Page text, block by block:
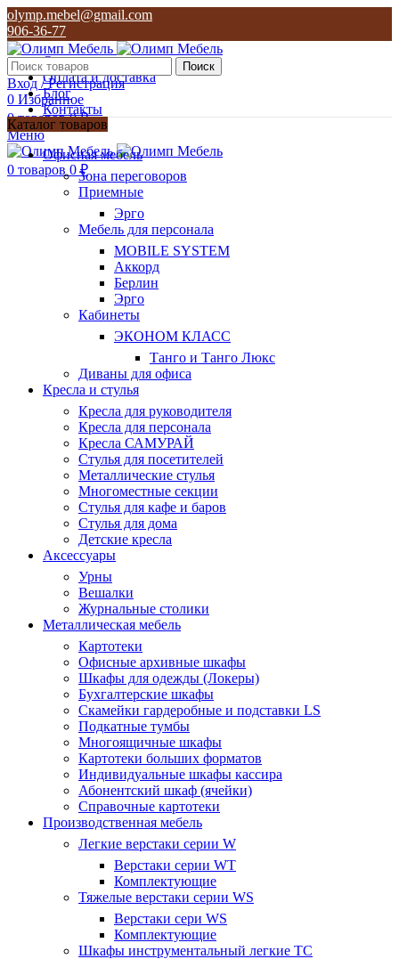
olymp.mebel@gmail.com
906-36-77
О нас
Оплата и доставка
Блог
Контакты
906-36-77
Поиск
Вход / Регистрация
0 Избранное
0товаров 0₽
Меню
0 товаров 0₽
Каталог товаров
Офисная мебель
Зона переговоров
Приемные
Эрго
Мебель для персонала
MOBILE SYSTEM
Аккорд
Берлин
Эрго
Кабинеты
ЭКОНОМ КЛАСС
Танго и Танго Люкс
Диваны для офиса
Кресла и стулья
Кресла для руководителя
Кресла для персонала
Кресла САМУРАЙ
Стулья для посетителей
Металлические стулья
Многоместные секции
Стулья для кафе и баров
Стулья для дома
Детские кресла
Аксессуары
Урны
Вешалки
Журнальные столики
Металлическая мебель
Картотеки
Офисные архивные шкафы
Шкафы для одежды (Локеры)
Бухгалтерские шкафы
Скамейки гардеробные и подставки LS
Подкатные тумбы
Многоящичные шкафы
Картотеки больших форматов
Индивидуальные шкафы кассира
Абонентский шкаф (ячейки)
Справочные картотеки
Производственная мебель
Легкие верстаки серии W
Верстаки серии WT
Комплектующие
Тяжелые верстаки серии WS
Верстаки сери WS
Комплектующие
Шкафы инструментальный легкие ТС